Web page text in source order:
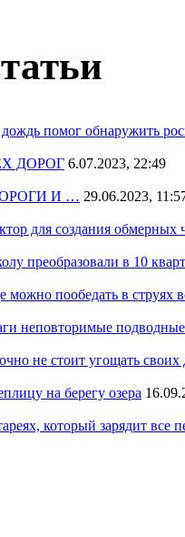
помог обнаружить
ДОРОГ 6.07.2023, 22:49
И … 29.06.2023,
для создания обмерных
преобразовали в 10
можно пообедать в струях
неповторимые
не стоит угощать
на берегу озера
который зарядит все